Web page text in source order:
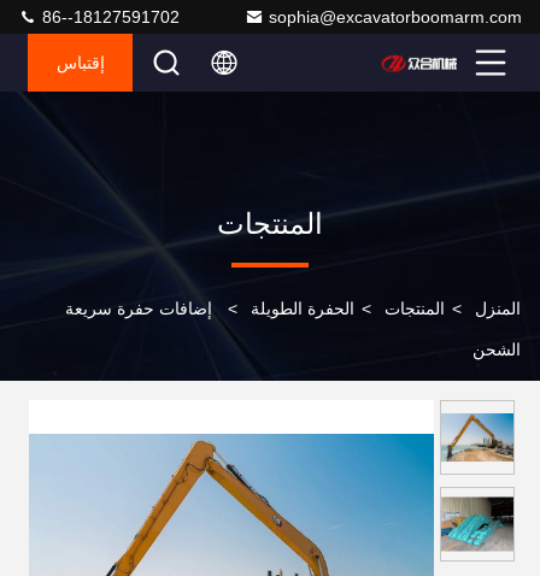
sophia@excavatorboomarm.com
86--18127591702
إقتباس
المنتجات
المنزل > المنتجات > الحفرة الطويلة > إضافات حفرة سريعة
الشحن